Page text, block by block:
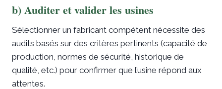
b) Auditer et valider les usines
Sélectionner un fabricant compétent nécessite des
audits basés sur des critères pertinents (capacité de
production, normes de sécurité, historique de
qualité, etc.) pour confirmer que l’usine répond aux
attentes.